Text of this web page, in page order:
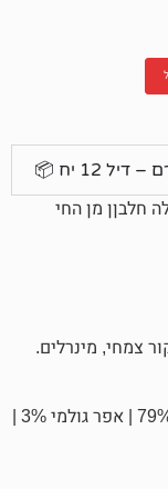
חלבון גולמי 10% | שומן גולמי 6.5% | לחות 79% | אפר גולמי 3% |